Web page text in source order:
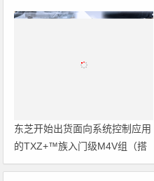
东芝开始出货面向系统控制应用
的TXZ+™族入门级M4V组（搭
载Arm Cortex‑M4内核的标准微